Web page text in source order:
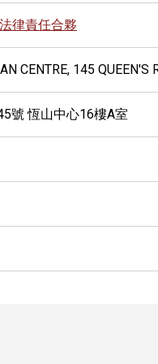
律責任合夥
CENTRE, 145 QUEEN'S
號 恆山中心16樓A室